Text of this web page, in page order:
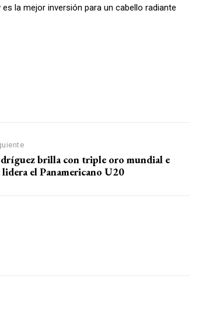
la mejor inversión para un cabello radiante
brilla con triple oro mundial e
el Panamericano U20